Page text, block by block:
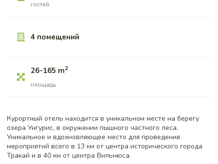
гостей
4 помещений
26-165 m2
площадь
Курортный отель находится в уникальном месте на берегу
озера Унгурис, в окружении пышного частного леса.
Уникальное и вдохновляющее место для проведения
мероприятий всего в 13 км от центра исторического города
Тракай и в 40 км от центра Вильнюса.